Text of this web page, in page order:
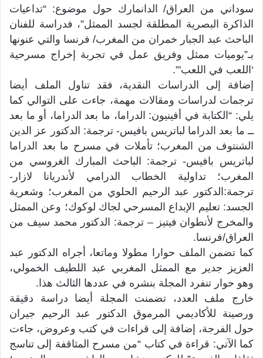
سوداني من العراق/ الدانمارك حول موضوع: “تداعيات
الذاكرة البصرية المطلقة لجسد الممثل”، فدراسة للفنان
الباحث عبد الجبار خمران من المغرب/ فرنسا والتي عنونها
بـ”يوميات ممثل وفريق عمل في تجربة إخراج مسرحية
‘اللعب في اللعب'”.
إضافة إلى الدراسات النقدية، فقد تناول الملف أيضا
ترجمات لدراسات ومقالات مهمة، جاءت على التوالي كما
يلي: “الكتابة في أفينيون: الدراما، ما بعد الدراما، أو ما بعد
ــ ما بعد الدراما لباتريس بافيس- ترجمة: الدكتور عز الدين
الشنتوف من المغرب؛ تأملات في مسرح ما بعد الدراما
لباتريس بافيس- ترجمة: الباحث المبارك الغروسي من
المغرب؛ تداولية الخطاب الدرامي لأندريانا لازار-
ترجمة:الدكتور عبد الرحيم الحلوي من المغرب؛ وشعرية
الجسد: تعليم الإبداع المسرحي لجاك لوكوك؛ وعن الممثل
والمخرج لأنطوان فيتيز – ترجمة: الدكتور محمد سيف من
العراق/فرنسا.
كما تضمن الملف حوارا مطولا وماتعا، أجراه الدكتور عبد
العزيز جدير مع الممثل المغربي عبد اللطيف الخمولي،
وهو حوار تنفرد المجلة بنشره في عددها الثالث هذا.
خارج ملف العدد، تضمنت المجلة أيضا دراسة دقيقة
ورصينة للأكاديمي المرموق الدكتور عبد الرحيم جيران
حول الفرجة، إضافة إلى قراءات في كتب وعروض، جاءت
كما الآتي: قراءة في كتاب “من مسرح المثاقفة إلى تناسج